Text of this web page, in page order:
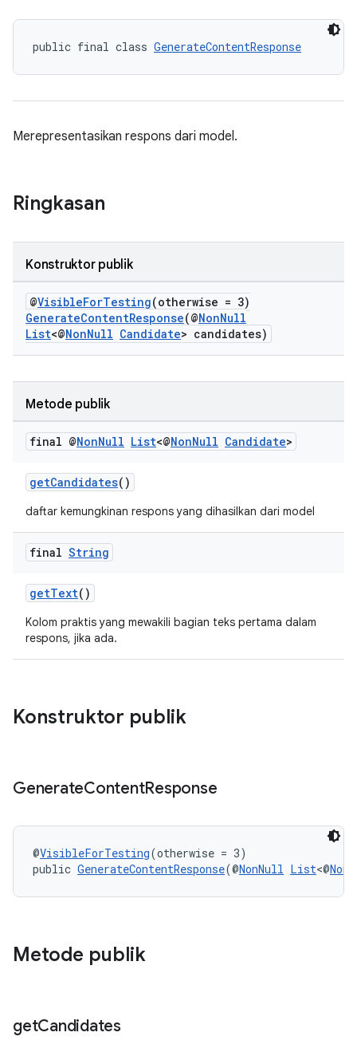
public final class GenerateContentResponse
Merepresentasikan respons dari model.
Ringkasan
Konstruktor publik
@VisibleForTesting(otherwise = 3)
GenerateContentResponse(@NonNull
List<@NonNull Candidate> candidates)
Metode publik
final @NonNull List<@NonNull Candidate>
getCandidates()
daftar kemungkinan respons yang dihasilkan dari model
final String
getText()
Kolom praktis yang mewakili bagian teks pertama dalam
respons, jika ada.
Konstruktor publik
GenerateContentResponse
@VisibleForTesting(otherwise = 3)
public GenerateContentResponse(@NonNull List<@
Metode publik
getCandidates